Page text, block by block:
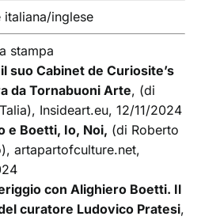
italiana/inglese
stampa
suo Cabinet de Curiosite’s
da Tornabuoni Arte, (di
Insideart.eu, 12/11/2024
e Boetti, Io, Noi, (di Roberto
artapartofculture.net,
con Alighiero Boetti. Il
curatore Ludovico Pratesi,